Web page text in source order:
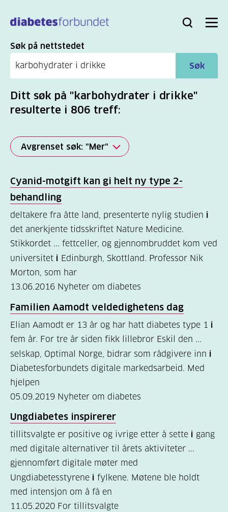
hovedinnhold
Bli
Logg
Søk Meny
Søk
Søk på nettstedet
Søk
Ditt søk på "karbohydrater i drikke"
resulterte i 806 treff:
Avgrenset søk: "Mer"
(2279)
(806)
Kosthold
og
oppskrifter
Om
oss
Tilbud
til
deg
(197)
For
helsepersonell
Felles
innhold
Cyanid-motgift kan gi helt ny type 2-
behandling
deltakere fra åtte land, presenterte nylig studien i
det anerkjente tidsskriftet Nature Medicine.
Stikkordet ... fettceller, og gjennombruddet kom ved
universitet i Edinburgh, Skottland. Professor Nik
Morton, som har
13.06.2016 Nyheter om diabetes
Familien Aamodt veldedighetens dag
Elian Aamodt er 13 år og har hatt diabetes type 1 i
fem år. For tre år siden fikk lillebror Eskil den ...
selskap, Optimal Norge, bidrar som rådgivere inn i
Diabetesforbundets digitale markedsarbeid. Med
hjelpen
05.09.2019 Nyheter om diabetes
Ungdiabetes inspirerer
tillitsvalgte er positive og ivrige etter å sette i gang
med digitale alternativer til årets aktiviteter ...
gjennomført digitale møter med
Ungdiabetesstyrene i fylkene. Møtene ble holdt
med intensjon om å få en
11.05.2020 For tillitsvalgte